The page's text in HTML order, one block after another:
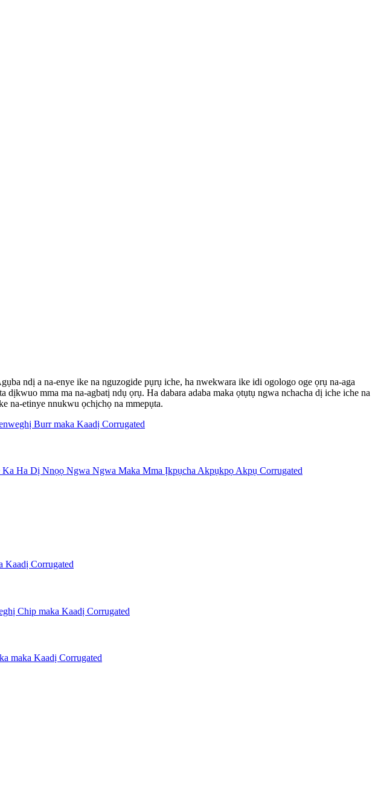
ndị a na-enye ike na nguzogide pụrụ iche, ha nwekwara ike idi ogologo oge ọrụ na-aga
mma ma na-agbatị ndụ ọrụ. Ha dabara adaba maka ọtụtụ ngwa nchacha dị iche iche na
na-etinye nnukwu ọchịchọ na mmepụta.